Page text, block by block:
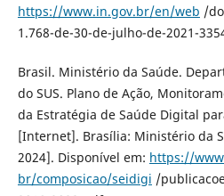
https://www.in.gov.br/en/web /
1.768-de-30-de-julho-de-2021-
Brasil. Ministério da Saúde.
do SUS. Plano de Ação,
da Estratégia de Saúde Digital
[Internet]. Brasília: Ministério da
2024]. Disponível em: https://
br/composicao/seidigi /